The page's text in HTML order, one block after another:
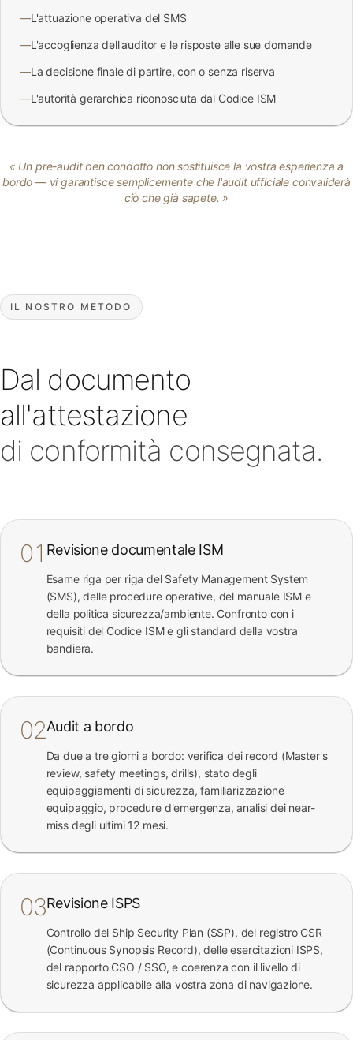
—L'attuazione operativa del SMS
—L'accoglienza dell'auditor e le risposte alle sue domande
—La decisione finale di partire, con o senza riserva
—L'autorità gerarchica riconosciuta dal Codice ISM
« Un pre-audit ben condotto non sostituisce la vostra esperienza a
bordo — vi garantisce semplicemente che l'audit ufficiale convaliderà
ciò che già sapete. »
IL NOSTRO METODO
Dal documento
all'attestazione
di conformità consegnata.
01 Revisione documentale ISM
Esame riga per riga del Safety Management System
(SMS), delle procedure operative, del manuale ISM e
della politica sicurezza/ambiente. Confronto con i
requisiti del Codice ISM e gli standard della vostra
bandiera.
02Audit a bordo
Da due a tre giorni a bordo: verifica dei record (Master's
review, safety meetings, drills), stato degli
equipaggiamenti di sicurezza, familiarizzazione
equipaggio, procedure d'emergenza, analisi dei near-
miss degli ultimi 12 mesi.
03Revisione ISPS
Controllo del Ship Security Plan (SSP), del registro CSR
(Continuous Synopsis Record), delle esercitazioni ISPS,
del rapporto CSO / SSO, e coerenza con il livello di
sicurezza applicabile alla vostra zona di navigazione.